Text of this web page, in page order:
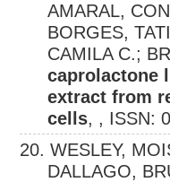
AMARAL,
BORGES,
CAMILA C.;
caprolactone
extract from
cells, , ISSN:
20. WESLEY,
DALLAGO,